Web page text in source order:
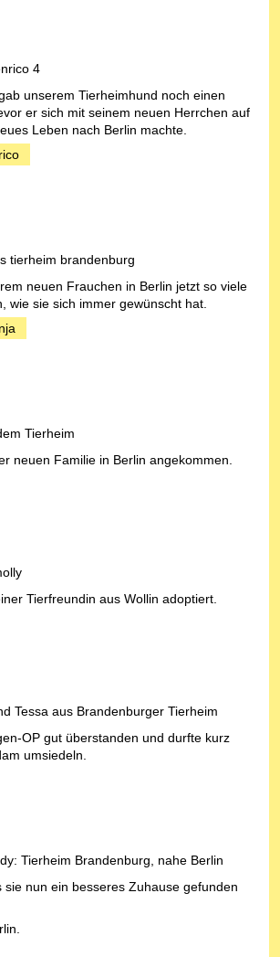
unserem Tierheimhund noch einen
er sich mit seinem neuen Herrchen auf
Leben nach Berlin machte.
neuen Frauchen in Berlin jetzt so viele
wie sie sich immer gewünscht hat.
neuen Familie in Berlin angekommen.
Tierfreundin aus Wollin adoptiert.
OP gut überstanden und durfte kurz
umsiedeln.
sie nun ein besseres Zuhause gefunden